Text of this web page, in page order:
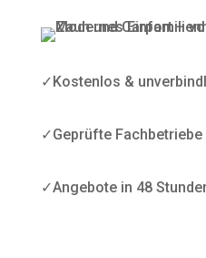
✓Kostenlos &
✓Geprüfte Fachbetriebe
✓Angebote in 48